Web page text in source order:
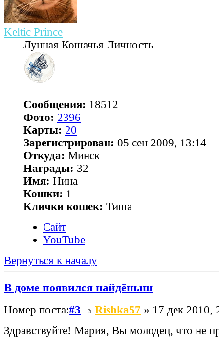
Keltic Prince
Лунная Кошачья Личность
Сообщения: 18512
Фото: 2396
Карты: 20
Зарегистрирован: 05 сен 2009, 13:14
Откуда: Минск
Награды: 32
Имя: Нина
Кошки: 1
Клички кошек: Тиша
Сайт
YouTube
Вернуться к началу
В доме появился найдёныш
Номер поста:#3 Rishka57 » 17 дек 2010,
Здравствуйте! Мария, Вы молодец, что не